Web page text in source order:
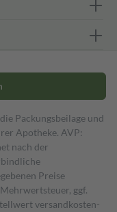
Packungsbeilage und
Apotheke. AVP:
nach der
Preise
ggf.
versand­kosten­